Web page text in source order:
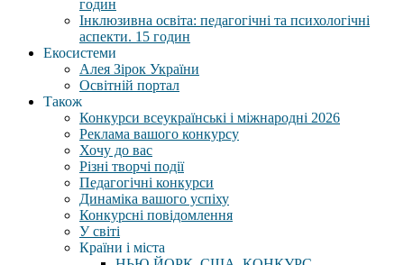
годин
Інклюзивна освіта: педагогічні та психологічні
аспекти. 15 годин
Екосистеми
Алея Зірок України
Освітній портал
Також
Конкурси всеукраїнські і міжнародні 2026
Реклама вашого конкурсу
Хочу до вас
Різні творчі події
Педагогічні конкурси
Динаміка вашого успіху
Конкурсні повідомлення
У світі
Країни і міста